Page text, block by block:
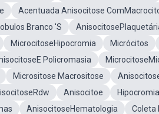
Acentuada Anisocitose
Branco 'S
MicrocitoseHipocromia Micrócitos
Policromasia
Micrositose Macrositose
Anisocitoe
AnisocitoseHematologia Coleta